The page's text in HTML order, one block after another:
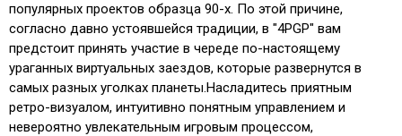
популярных проектов образца 90-х. По этой причине,
согласно давно устоявшейся традиции, в "4PGP" вам
предстоит принять участие в череде по-настоящему
ураганных виртуальных заездов, которые развернутся в
самых разных уголках планеты.Насладитесь приятным
ретро-визуалом, интуитивно понятным управлением и
невероятно увлекательным игровым процессом,